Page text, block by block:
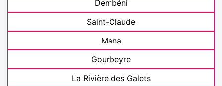
Dembéni
Saint-Claude
Mana
Gourbeyre
La Rivière des Galets